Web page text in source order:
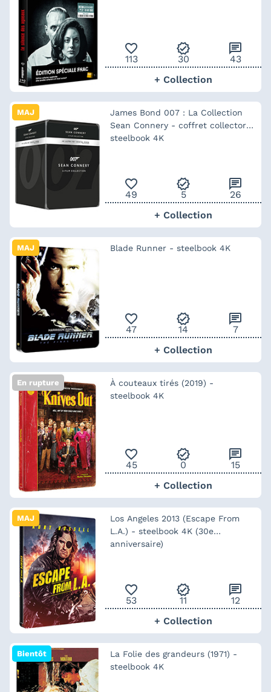
favorite_outline
113
verified
30
chat
43
+ Collection
MAJ
James Bond 007 : La Collection
Sean Connery - coffret collector
steelbook 4K
favorite_outline
49
verified
5
chat
26
+ Collection
MAJ Blade Runner - steelbook 4K
favorite_outline
47
verified
14
chat
7
+ Collection
En rupture
À couteaux tirés (2019) -
steelbook 4K
favorite_outline
45
verified
0
chat
15
+ Collection
MAJ
Los Angeles 2013 (Escape From
L.A.) - steelbook 4K (30e
anniversaire)
favorite_outline
53
verified
11
chat
12
+ Collection
Bientôt
La Folie des grandeurs (1971) -
steelbook 4K